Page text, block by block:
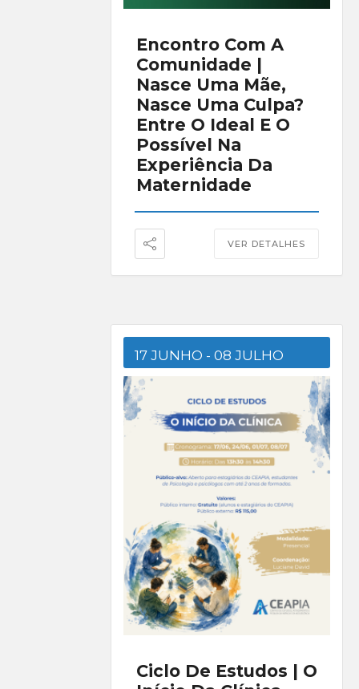
Encontro Com A
Comunidade |
Nasce Uma Mãe,
Nasce Uma Culpa?
Entre O Ideal E O
Possível Na
Experiência Da
Maternidade
VER DETALHES
17 JUNHO - 08 JULHO
Ciclo De Estudos | O